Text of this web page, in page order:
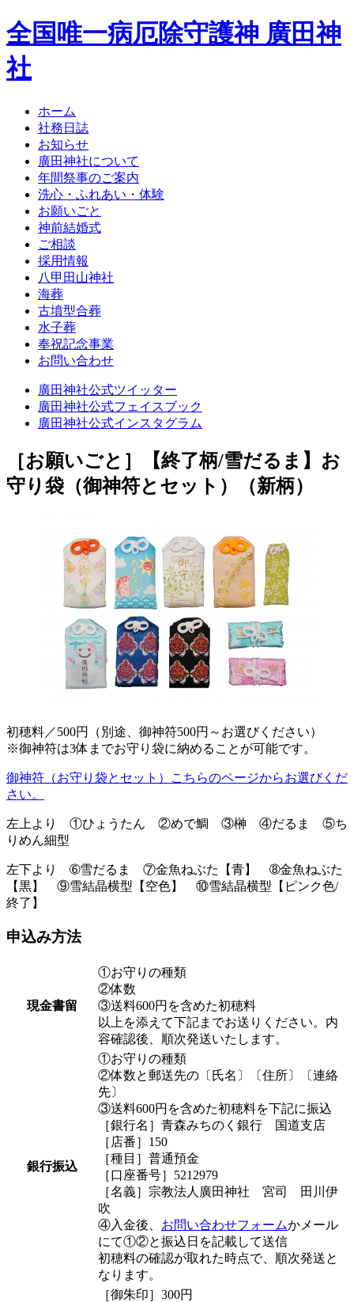
全国唯一病厄除守護神 廣田神
社
ホーム
社務日誌
お知らせ
廣田神社について
年間祭事のご案内
洗心・ふれあい・体験
お願いごと
神前結婚式
ご相談
採用情報
八甲田山神社
海葬
古墳型合葬
水子葬
奉祝記念事業
お問い合わせ
廣田神社公式ツイッター
廣田神社公式フェイスブック
廣田神社公式インスタグラム
［お願いごと］
【終了柄/雪だるま】お
守り袋（御神符とセット）（新柄）
初穂料／500円（別途、御神符500円～お選びください）
※御神符は3体までお守り袋に納めることが可能です。
御神符（お守り袋とセット）こちらのページからお選びくだ
さい。
左上より ①ひょうたん ②めで鯛 ③榊 ④だるま ⑤ち
りめん細型
左下より ➅雪だるま ⑦金魚ねぶた【青】 ➇金魚ねぶた
【黒】 ⑨雪結晶横型【空色】 ⑩雪結晶横型【ピンク色/
終了】
申込み方法
現金書留
①お守りの種類
②体数
③送料600円を含めた初穂料
以上を添えて下記までお送りください。内
容確認後、順次発送いたします。
銀行振込
①お守りの種類
②体数と郵送先の〔氏名〕〔住所〕〔連絡
先〕
③送料600円を含めた初穂料を下記に振込
［銀行名］青森みちのく銀行 国道支店
［店番］150
［種目］普通預金
［口座番号］5212979
［名義］宗教法人廣田神社 宮司 田川伊
吹
④入金後、 お問い合わせフォームかメール
にて①②と振込日を記載して送信
初穂料の確認が取れた時点で、順次発送と
なります。
［御朱印］300円